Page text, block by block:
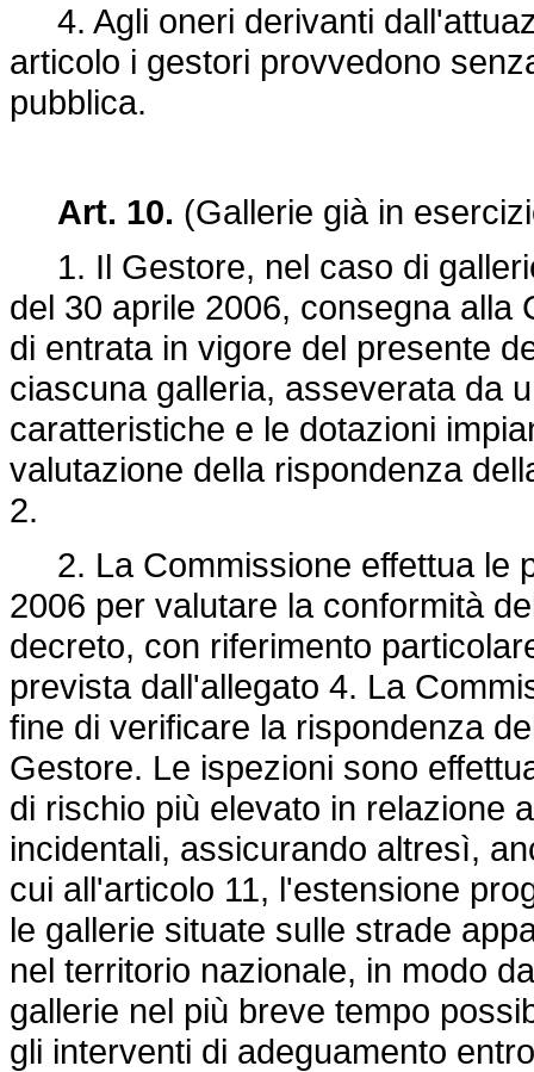
4. Agli oneri derivanti
articolo i gestori provvedono
pubblica.
Art. 10. (Gallerie già in
1. Il Gestore, nel caso di
del 30 aprile 2006, consegna alla
di entrata in vigore del presente
ciascuna galleria, asseverata da
caratteristiche e le dotazioni
valutazione della rispondenza
2.
2. La Commissione effettua le
2006 per valutare la conformità
decreto, con riferimento
prevista dall'allegato 4. La
fine di verificare la rispondenza
Gestore. Le ispezioni sono
di rischio più elevato in relazione
incidentali, assicurando altresì,
cui all'articolo 11, l'estensione
le gallerie situate sulle strade
nel territorio nazionale, in modo
gallerie nel più breve tempo
gli interventi di adeguamento